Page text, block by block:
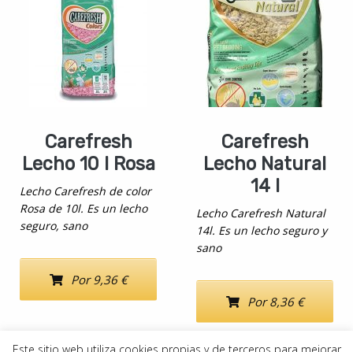
Carefresh
Lecho 10 l Rosa
Lecho Carefresh de color
Rosa de 10l. Es un lecho
seguro, sano
Por 9,36 €
Carefresh
Lecho Natural
14 l
Lecho Carefresh Natural
14l. Es un lecho seguro y
sano
Por 8,36 €